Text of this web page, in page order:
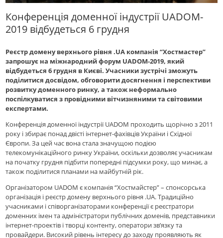
Конференція доменної індустрії UADOM-
2019 відбудеться 6 грудня
Реєстр домену верхнього рівня .UA компанія “Хостмастер”
запрошує на міжнародний форум UADOM-2019, який
відбудеться 6 грудня в Києві. Учасники зустрічі зможуть
поділитися досвідом, обговорити досягнення і перспективи
розвитку доменного ринку, а також неформально
поспілкуватися з провідними вітчизняними та світовими
експертами.
Конференція доменної індустрії UADOM проходить щорічно з 2011
року і збирає понад двісті інтернет-фахівців України і Східної
Європи. За цей час вона стала значущою подією
телекомунікаційного ринку України, оскільки дозволяє учасникам
на початку грудня підбити попередні підсумки року, що минає, а
також поділитися планами на майбутній рік.
Організатором UADOM є компанія “Хостмайстер” – спонсорська
організація і реєстр домену верхнього рівня .UA. Традиційно
учасниками і співорганізаторами конференції є реєстратори
доменних імен та адміністратори публічних доменів, представники
інтернет-проектів і творці контенту, оператори зв’язку та
провайдери. Високий рівень інтересу до заходу проявляють як